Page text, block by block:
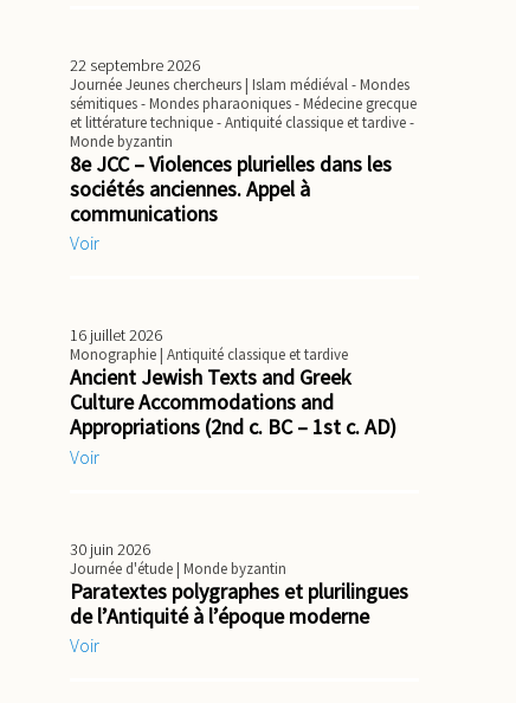
22 septembre 2026
Journée Jeunes chercheurs| Islam médiéval - Mondes
sémitiques - Mondes pharaoniques - Médecine grecque
et littérature technique - Antiquité classique et tardive -
Monde byzantin
8e JCC – Violences plurielles dans les
sociétés anciennes. Appel à
communications
Voir
16 juillet 2026
Monographie| Antiquité classique et tardive
Ancient Jewish Texts and Greek
Culture Accommodations and
Appropriations (2nd c. BC – 1st c. AD)
Voir
30 juin 2026
Journée d'étude| Monde byzantin
Paratextes polygraphes et plurilingues
de l’Antiquité à l’époque moderne
Voir